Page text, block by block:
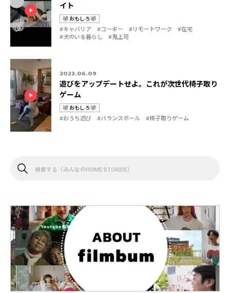
イト
カ
テ
🤣 おもしろ 🤣
タ
グ
#キャバリア #コーギー #リモートワーク
#在宅
#犬のいる暮らし
#鬼上司
2022.06.09
遊びをアップデートせよ。これが次世代椅子取り
ゲーム
カ
🤣 おもしろ 🤣
タ
#おうち遊び #バランスボール #椅子取りゲーム